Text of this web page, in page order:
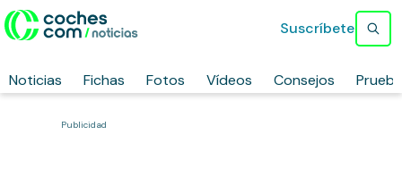
Noticias Fichas Fotos Vídeos Consejos
Suscríbete
Publicidad